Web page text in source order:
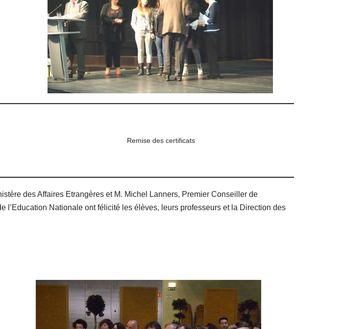
Remise des certificats
des Affaires Etrangères et M. Michel Lanners, Premier Conseiller de
Nationale ont félicité les élèves, leurs professeurs et la Direction des